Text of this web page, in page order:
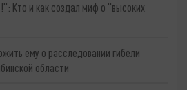
Кто и как создал миф о "высоких
ему о расследовании гибели
области